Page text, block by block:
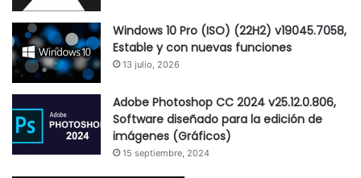
Windows 10 Pro (ISO) (22H2) v19045.7058,
Estable y con nuevas funciones
13 julio, 2026
Adobe Photoshop CC 2024 v25.12.0.806,
Software diseñado para la edición de
imágenes (Gráficos)
15 septiembre, 2024